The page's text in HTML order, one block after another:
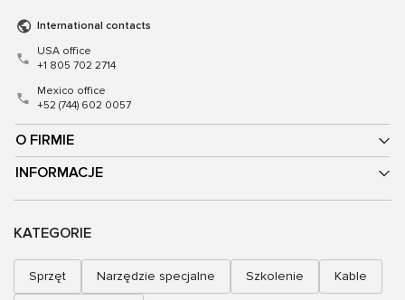
O FIRMIE
INFORMACJE
International contacts
USA office
+1 805 702 2714
Mexico office
+52 (744) 602 0057
KATEGORIE
Sprzęt Narzędzie specjalne Szkolenie Kable